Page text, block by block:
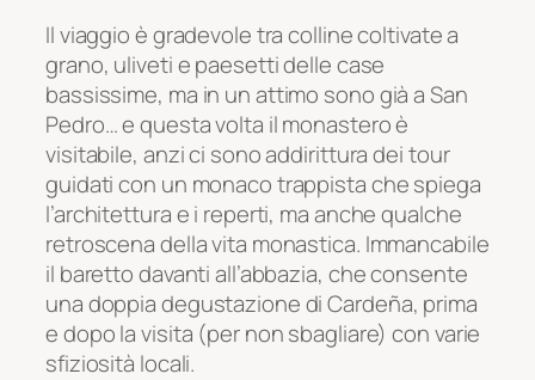
Il viaggio è gradevole tra colline coltivate a
grano, uliveti e paesetti delle case
bassissime, ma in un attimo sono già a San
Pedro… e questa volta il monastero è
visitabile, anzi ci sono addirittura dei tour
guidati con un monaco trappista che spiega
l’architettura e i reperti, ma anche qualche
retroscena della vita monastica. Immancabile
il baretto davanti all’abbazia, che consente
una doppia degustazione di Cardeña, prima
e dopo la visita (per non sbagliare) con varie
sfiziosità locali.